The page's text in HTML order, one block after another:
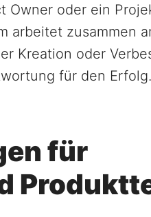
Owner oder ein
arbeitet zusammen
Kreation oder
für den Erfolg.
für